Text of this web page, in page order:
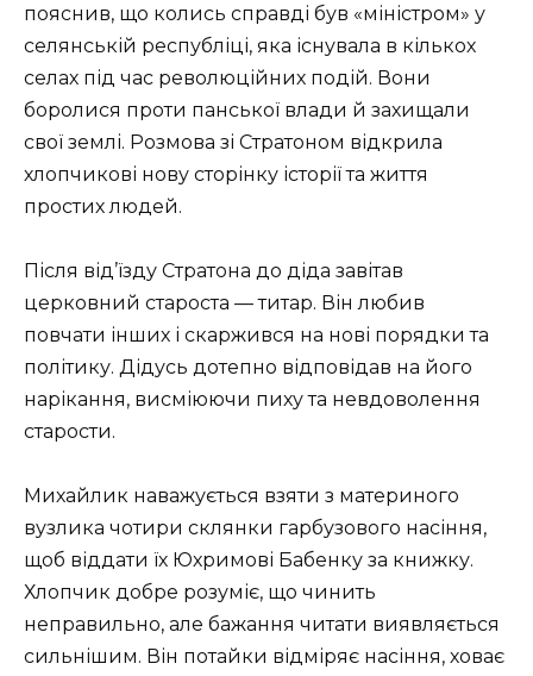
пояснив, що колись справді був «міністром» у
селянській республіці, яка існувала в кількох
селах під час революційних подій. Вони
боролися проти панської влади й захищали
свої землі. Розмова зі Стратоном відкрила
хлопчикові нову сторінку історії та життя
простих людей.
Після від’їзду Стратона до діда завітав
церковний староста — титар. Він любив
повчати інших і скаржився на нові порядки та
політику. Дідусь дотепно відповідав на його
нарікання, висміюючи пиху та невдоволення
старости.
Михайлик наважується взяти з материного
вузлика чотири склянки гарбузового насіння,
щоб віддати їх Юхримові Бабенку за книжку.
Хлопчик добре розуміє, що чинить
неправильно, але бажання читати виявляється
сильнішим. Він потайки відміряє насіння, ховає